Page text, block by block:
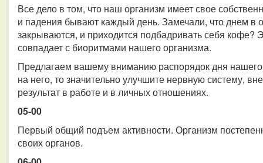
Все дело в том, что наш организм имеет свое
и падения бывают каждый день. Замечали, что днем в
закрываются, и приходится подбадривать себя кофе?
совпадает с биоритмами нашего организма.
Предлагаем вашему вниманию распорядок дня
на него, то значительно улучшите нервную систему,
результат в работе и в личных отношениях.
05-00
Первый общий подъем активности. Организм
своих органов.